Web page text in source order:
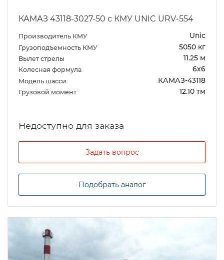
КАМАЗ 43118-3027-50 с КМУ UNIC URV-554
Производитель КМУ Unic
Грузоподъемность КМУ 5050 кг
Вылет стрелы 11.25 м
Колесная формула 6х6
Модель шасси КАМАЗ-43118
Грузовой момент 12.10 тм
Задать вопрос
Подобрать аналог